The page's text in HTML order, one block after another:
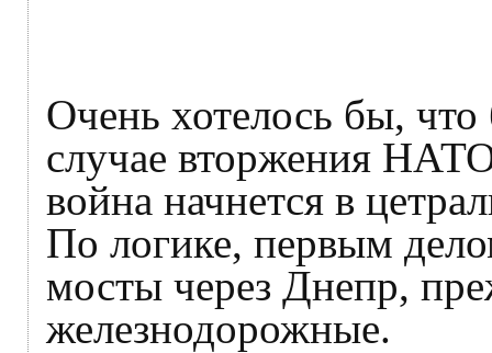
Очень хотелось бы,
случае вторжения
война начнется в
По логике, первым
мосты через Днепр,
железнодорожные.